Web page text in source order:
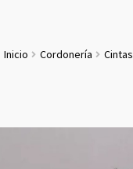
Inicio Cordonería Cintas